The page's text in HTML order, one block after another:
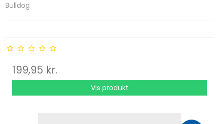
Bulldog
199,95 kr.
Vis produkt